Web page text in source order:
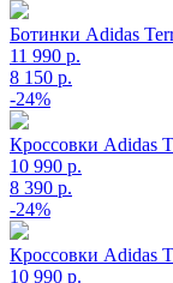
Ботинки Adidas
11 990 р.
8 150 р.
-24%
Кроссовки Adidas
10 990 р.
8 390 р.
-24%
Кроссовки Adidas
10 990 р.